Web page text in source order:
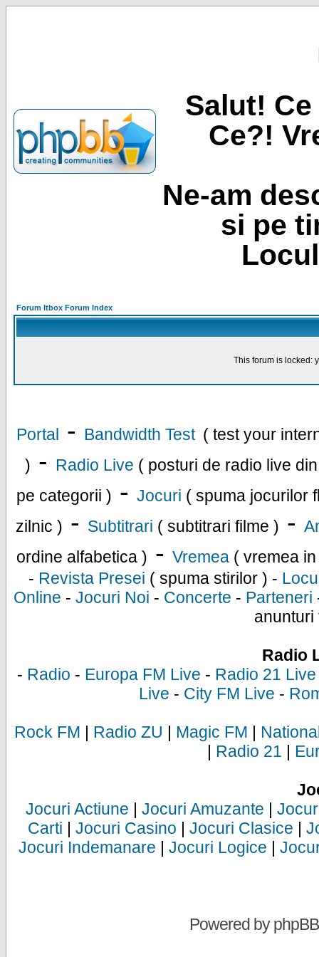
Salut!
Ce?!
Ne-am
si pe
Forum Itbox Forum Index
This forum is locked:
Portal - Bandwidth Test ( test your
) - Radio Live ( posturi de radio live
pe categorii ) - Jocuri ( spuma jocurilor
zilnic ) - Subtitrari ( subtitrari filme ) -
ordine alfabetica ) - Vremea ( vremea
- Revista Presei ( spuma stirilor ) -
Online - Jocuri Noi - Concerte - Parteneri
anunturi
Radio
- Radio - Europa FM Live - Radio 21 Live
Live - City FM Live -
Rock FM | Radio ZU | Magic FM |
| Radio 21 |
Jocuri Actiune | Jocuri Amuzante |
Carti | Jocuri Casino | Jocuri Clasice |
Jocuri Indemanare | Jocuri Logice |
Powered byphpBB